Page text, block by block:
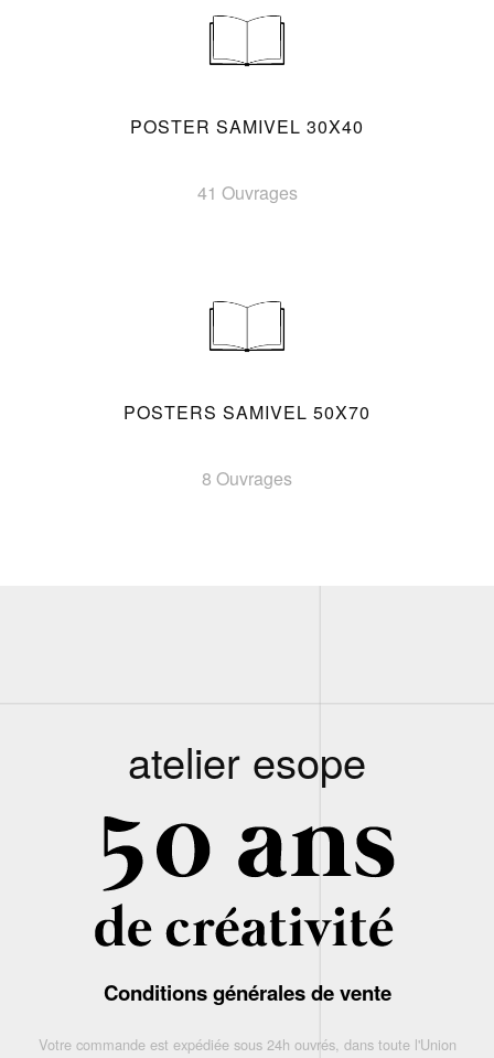
POSTER SAMIVEL 30X40
41 Ouvrages
POSTERS SAMIVEL 50X70
8 Ouvrages
atelier esope
Conditions générales de vente
Votre commande est expédiée sous 24h ouvrés, dans toute l'Union